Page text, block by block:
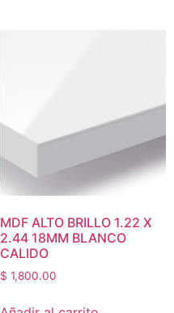
MDF ALTO BRILLO 1.22 X
2.44 18MM BLANCO
CALIDO
$ 1,800.00